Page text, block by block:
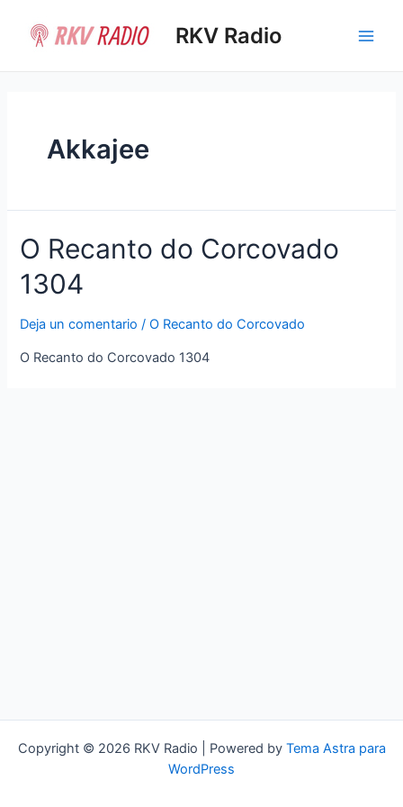
contenido
RKV Radio
Akkajee
O Recanto do Corcovado
1304
Deja un comentario /O Recanto do Corcovado
O Recanto do Corcovado 1304
Copyright © 2026 RKV Radio | Powered by Tema Astra para
WordPress